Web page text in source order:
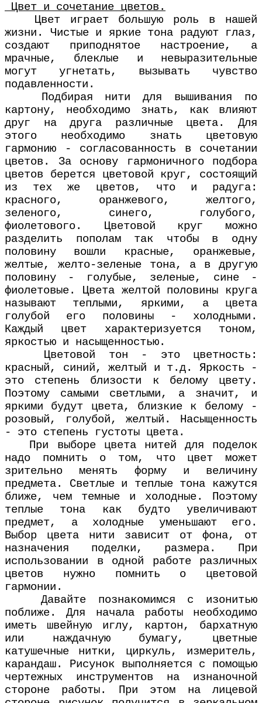
Цвет и сочетание цветов.
Цвет играет большую роль в нашей
жизни. Чистые и яркие тона радуют глаз,
создают приподнятое настроение, а
мрачные, блеклые и невыразительные
могут угнетать, вызывать чувство
подавленности.
Подбирая нити для вышивания по
картону, необходимо знать, как влияют
друг на друга различные цвета. Для
этого необходимо знать цветовую
гармонию - согласованность в сочетании
цветов. За основу гармоничного подбора
цветов берется цветовой круг, состоящий
из тех же цветов, что и радуга:
красного, оранжевого, желтого,
зеленого, синего, голубого,
фиолетового. Цветовой круг можно
разделить пополам так чтобы в одну
половину вошли красные, оранжевые,
желтые, желто-зеленые тона, а в другую
половину - голубые, зеленые, сине -
фиолетовые. Цвета желтой половины круга
называют теплыми, яркими, а цвета
голубой его половины - холодными.
Каждый цвет характеризуется тоном,
яркостью и насыщенностью.
Цветовой тон - это цветность:
красный, синий, желтый и т.д. Яркость -
это степень близости к белому цвету.
Поэтому самыми светлыми, а значит, и
яркими будут цвета, близкие к белому -
розовый, голубой, желтый. Насыщенность
- это степень густоты цвета.
При выборе цвета нитей для поделок
надо помнить о том, что цвет может
зрительно менять форму и величину
предмета. Светлые и теплые тона кажутся
ближе, чем темные и холодные. Поэтому
теплые тона как будто увеличивают
предмет, а холодные уменьшают его.
Выбор цвета нити зависит от фона, от
назначения поделки, размера. При
использовании в одной работе различных
цветов нужно помнить о цветовой
гармонии.
Давайте познакомимся с изонитью
поближе. Для начала работы необходимо
иметь швейную иглу, картон, бархатную
или наждачную бумагу, цветные
катушечные нитки, циркуль, измеритель,
карандаш. Рисунок выполняется с помощью
чертежных инструментов на изнаночной
стороне работы. При этом на лицевой